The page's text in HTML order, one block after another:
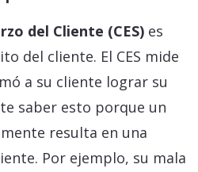
del Cliente (CES) es
del cliente. El CES mide
a su cliente lograr su
saber esto porque un
resulta en una
Por ejemplo, su mala